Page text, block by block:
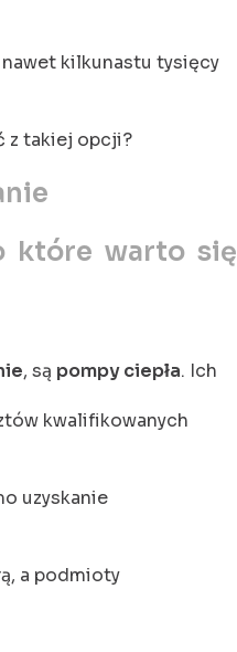
kilkunastu tysięcy
z takiej opcji?
które warto się
, są pompy ciepła. Ich
kwalifikowanych
uzyskanie
a podmioty